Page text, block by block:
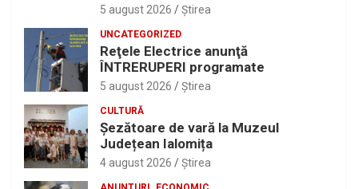
5 august 2026 Ştirea
UNCATEGORIZED
Reţele Electrice anunţă
ÎNTRERUPERI programate
5 august 2026 Ştirea
CULTURĂ
Șezătoare de vară la Muzeul
Județean Ialomița
4 august 2026 Ştirea